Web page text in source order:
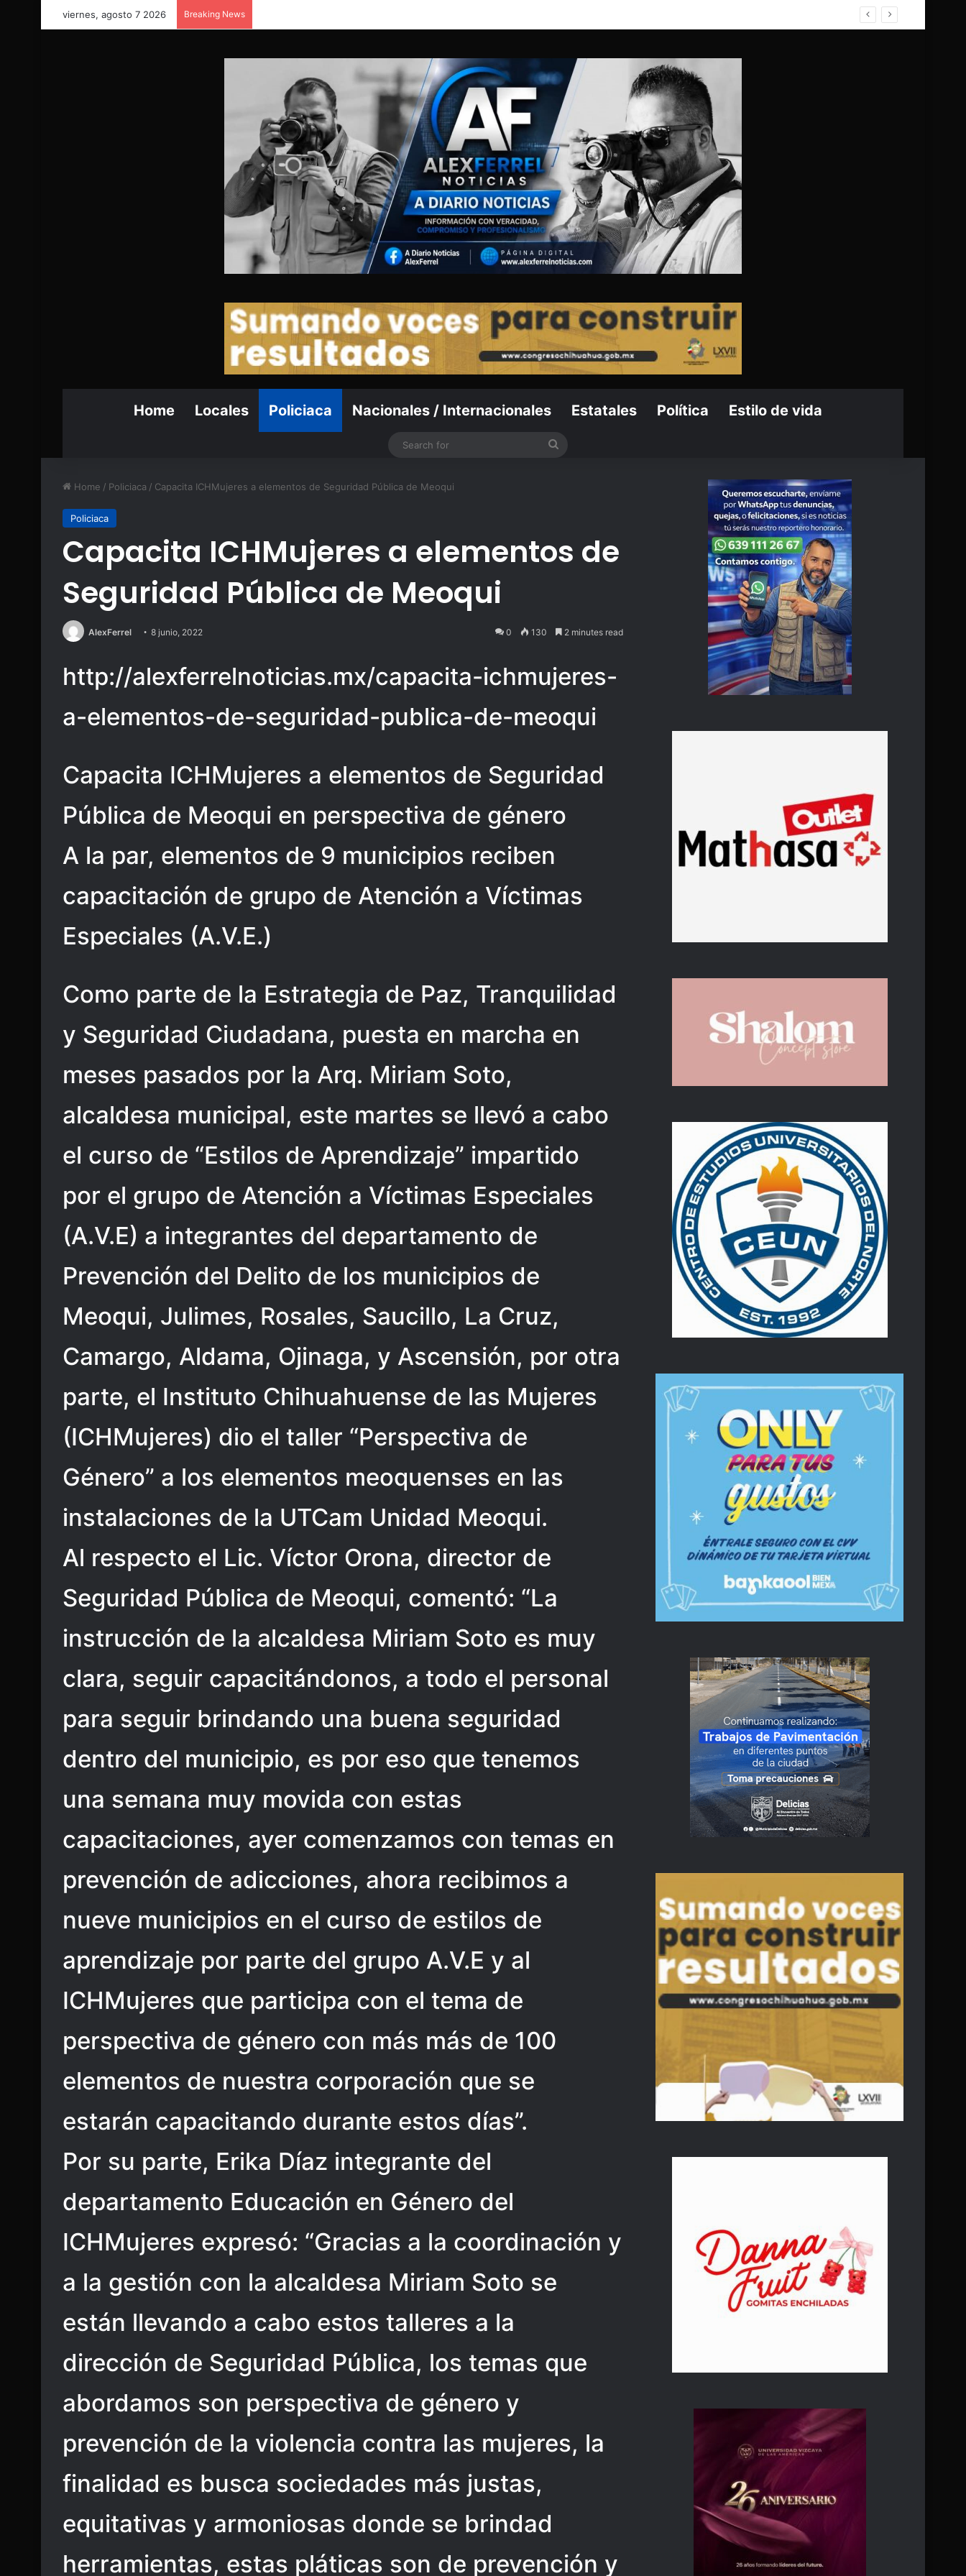
viernes, agosto 7 2026 Breaking News
Home Locales Policiaca Nacionales / Internacionales Estatales Política Estilo de vida
Search
Home / Policiaca / Capacita ICHMujeres a elementos de Seguridad Pública de Meoqui
Policiaca
Capacita ICHMujeres a elementos de
Seguridad Pública de Meoqui
AlexFerrel 8 junio, 2022 0 130 2 minutes read
http://alexferrelnoticias.mx/capacita-ichmujeres-
a-elementos-de-seguridad-publica-de-meoqui
Capacita ICHMujeres a elementos de Seguridad
Pública de Meoqui en perspectiva de género
A la par, elementos de 9 municipios reciben
capacitación de grupo de Atención a Víctimas
Especiales (A.V.E.)
Como parte de la Estrategia de Paz, Tranquilidad
y Seguridad Ciudadana, puesta en marcha en
meses pasados por la Arq. Miriam Soto,
alcaldesa municipal, este martes se llevó a cabo
el curso de “Estilos de Aprendizaje” impartido
por el grupo de Atención a Víctimas Especiales
(A.V.E) a integrantes del departamento de
Prevención del Delito de los municipios de
Meoqui, Julimes, Rosales, Saucillo, La Cruz,
Camargo, Aldama, Ojinaga, y Ascensión, por otra
parte, el Instituto Chihuahuense de las Mujeres
(ICHMujeres) dio el taller “Perspectiva de
Género” a los elementos meoquenses en las
instalaciones de la UTCam Unidad Meoqui.
Al respecto el Lic. Víctor Orona, director de
Seguridad Pública de Meoqui, comentó: “La
instrucción de la alcaldesa Miriam Soto es muy
clara, seguir capacitándonos, a todo el personal
para seguir brindando una buena seguridad
dentro del municipio, es por eso que tenemos
una semana muy movida con estas
capacitaciones, ayer comenzamos con temas en
prevención de adicciones, ahora recibimos a
nueve municipios en el curso de estilos de
aprendizaje por parte del grupo A.V.E y al
ICHMujeres que participa con el tema de
perspectiva de género con más más de 100
elementos de nuestra corporación que se
estarán capacitando durante estos días”.
Por su parte, Erika Díaz integrante del
departamento Educación en Género del
ICHMujeres expresó: “Gracias a la coordinación y
a la gestión con la alcaldesa Miriam Soto se
están llevando a cabo estos talleres a la
dirección de Seguridad Pública, los temas que
abordamos son perspectiva de género y
prevención de la violencia contra las mujeres, la
finalidad es busca sociedades más justas,
equitativas y armoniosas donde se brindad
herramientas, estas pláticas son de prevención y